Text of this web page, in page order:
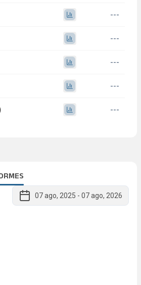
---
---
---
---
---
07 ago, 2025 - 07 ago, 2026